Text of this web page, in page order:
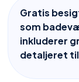
Gratis
som
inkluderer
detaljeret